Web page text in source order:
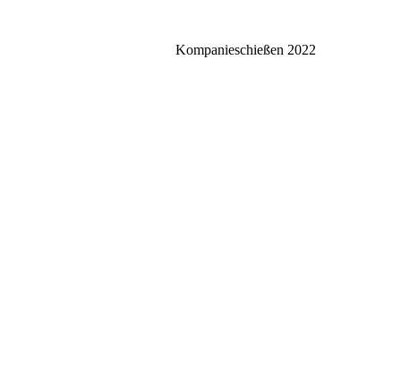
Kompanieschießen 2022